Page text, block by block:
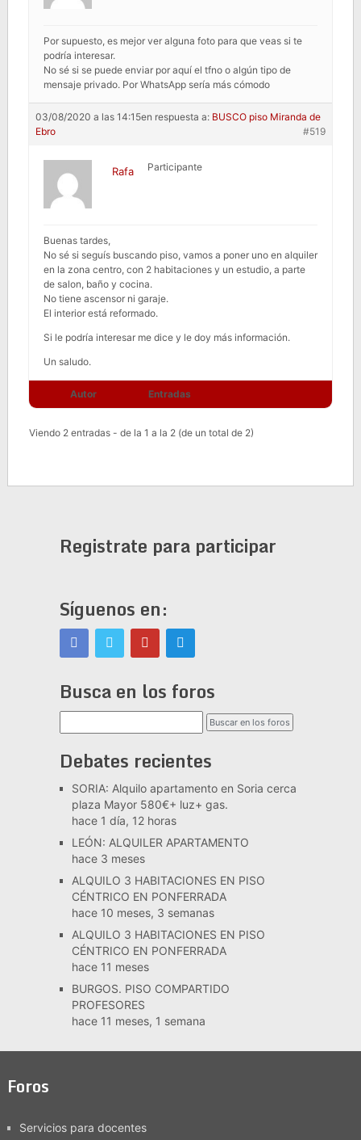
Por supuesto, es mejor ver alguna foto para que veas si te
podría interesar.
No sé si se puede enviar por aquí el tfno o algún tipo de
mensaje privado. Por WhatsApp sería más cómodo
03/08/2020 a las 14:15en respuesta a: BUSCO piso Miranda de
Ebro
#519
Rafa Participante
Buenas tardes,
No sé si seguís buscando piso, vamos a poner uno en alquiler
en la zona centro, con 2 habitaciones y un estudio, a parte
de salon, baño y cocina.
No tiene ascensor ni garaje.
El interior está reformado.
Si le podría interesar me dice y le doy más información.
Un saludo.
Autor Entradas
Viendo 2 entradas - de la 1 a la 2 (de un total de 2)
Registrate para participar
Síguenos en:
Busca en los foros
Debates recientes
SORIA: Alquilo apartamento en Soria cerca
plaza Mayor 580€+ luz+ gas.
hace 1 día, 12 horas
LEÓN: ALQUILER APARTAMENTO
hace 3 meses
ALQUILO 3 HABITACIONES EN PISO
CÉNTRICO EN PONFERRADA
hace 10 meses, 3 semanas
ALQUILO 3 HABITACIONES EN PISO
CÉNTRICO EN PONFERRADA
hace 11 meses
BURGOS. PISO COMPARTIDO
PROFESORES
hace 11 meses, 1 semana
Foros
Servicios para docentes